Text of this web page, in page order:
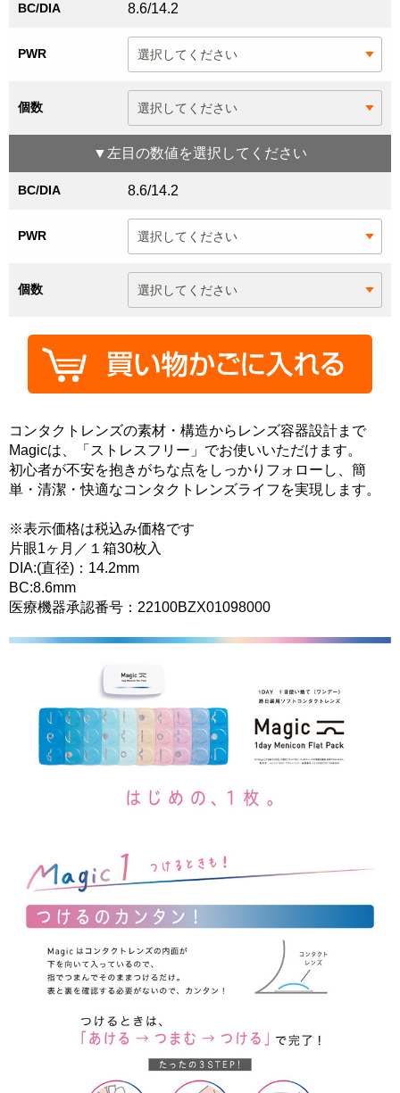
BC/DIA 8.6/14.2
PWR
個数
▼ 左目 の数値を選択してください
BC/DIA 8.6/14.2
PWR
個数
コンタクトレンズの素材・構造からレンズ容器設計まで
Magicは、「ストレスフリー」でお使いいただけます。
初心者が不安を抱きがちな点をしっかりフォローし、簡
単・清潔・快適なコンタクトレンズライフを実現します。
※表示価格は税込み価格です
片眼1ヶ月／１箱30枚入
DIA:(直径)：14.2mm
BC:8.6mm
医療機器承認番号：22100BZX01098000